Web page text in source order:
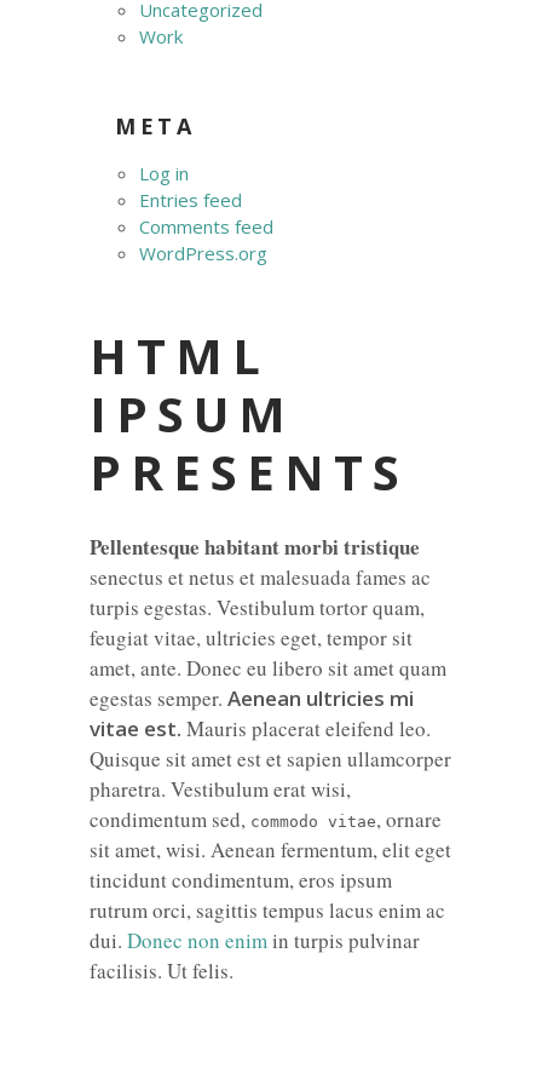
Uncategorized
Work
META
Log in
Entries feed
Comments feed
WordPress.org
HTML
IPSUM
PRESENTS
Pellentesque habitant morbi tristique
senectus et netus et malesuada fames ac
turpis egestas. Vestibulum tortor quam,
feugiat vitae, ultricies eget, tempor sit
amet, ante. Donec eu libero sit amet quam
egestas semper. Aenean ultricies mi
vitae est. Mauris placerat eleifend leo.
Quisque sit amet est et sapien ullamcorper
pharetra. Vestibulum erat wisi,
condimentum sed, commodo vitae, ornare
sit amet, wisi. Aenean fermentum, elit eget
tincidunt condimentum, eros ipsum
rutrum orci, sagittis tempus lacus enim ac
dui. Donec non enim in turpis pulvinar
facilisis. Ut felis.